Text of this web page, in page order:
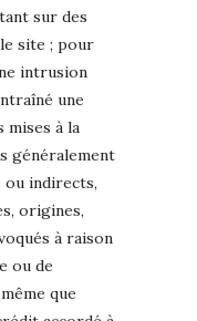
sur des
site ; pour
intrusion
une
à la
généralement
ou indirects,
origines,
à raison
ou de
que